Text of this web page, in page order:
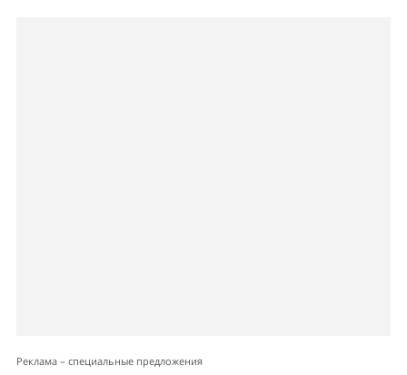
Реклама – специальные предложения